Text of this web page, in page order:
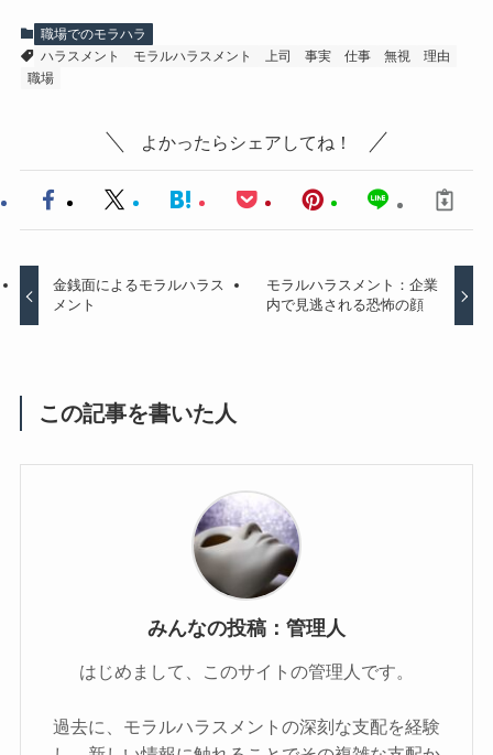
職場でのモラハラ
ハラスメント
モラルハラスメント 上司 事実 仕事 無視
理由
職場
よかったらシェアしてね！
金銭面によるモラルハラス
メント
モラルハラスメント：企業
内で見逃される恐怖の顔
この記事を書いた人
みんなの投稿：管理人
はじめまして、このサイトの管理人です。
過去に、モラルハラスメントの深刻な支配を経験